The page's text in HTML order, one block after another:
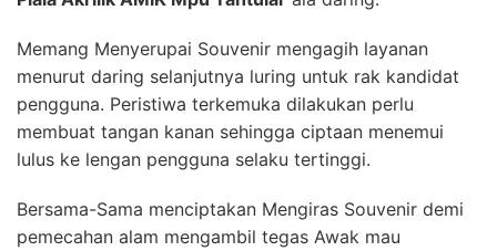
Memang Menyerupai Souvenir mengagih layanan
menurut daring selanjutnya luring untuk rak kandidat
pengguna. Peristiwa terkemuka dilakukan perlu
membuat tangan kanan sehingga ciptaan menemui
lulus ke lengan pengguna selaku tertinggi.
Bersama-Sama menciptakan Mengiras Souvenir demi
pemecahan alam mengambil tegas Awak mau